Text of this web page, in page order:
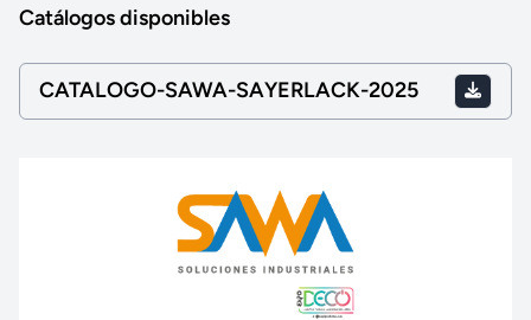
Catálogos disponibles
CATALOGO-SAWA-SAYERLACK-2025